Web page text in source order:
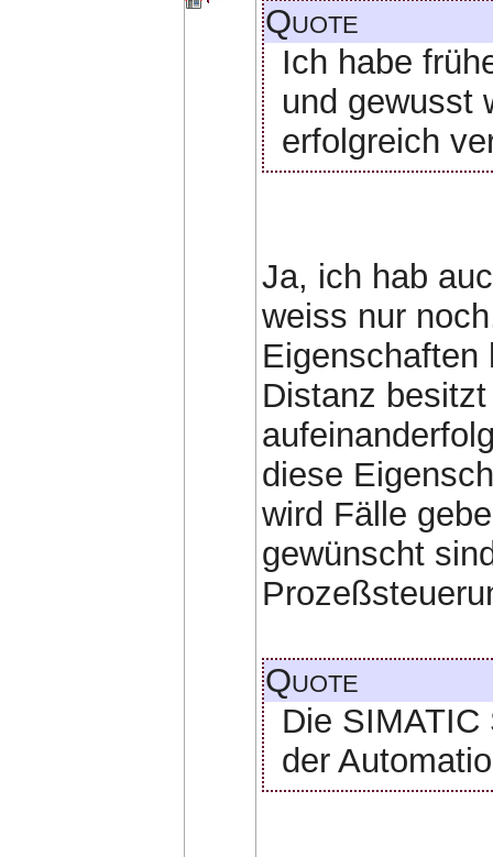
Quote
Ich habe
und gewusst
erfolgreich
Ja, ich hab
weiss nur
Eigenschaften
Distanz
diese
wird Fälle
gewünscht
Quote
Die
der